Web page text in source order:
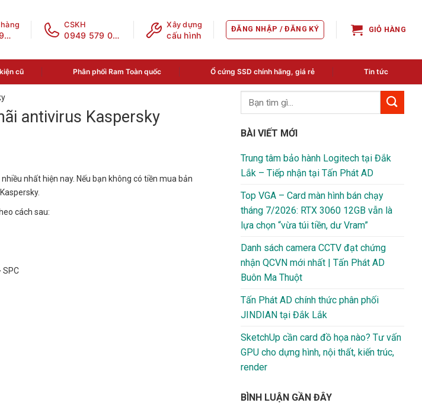
0888 195 969
CSKH
0949 579 078
Xây dựng
cấu hình
ĐĂNG NHẬP / ĐĂNG KÝ GIỎ HÀNG
cũ Phân phối Ram Toàn quốc Ổ cứng SSD chính hãng, giá rẻ Tin tức
antivirus Kaspersky
nhất hiện nay. Nếu bạn không có tiền mua bản
cách sau:
SPC
BÀI VIẾT MỚI
Trung tâm bảo hành Logitech tại Đắk
Lắk – Tiếp nhận tại Tấn Phát AD
Top VGA – Card màn hình bán chạy
tháng 7/2026: RTX 3060 12GB vẫn là
lựa chọn “vừa túi tiền, dư Vram”
Danh sách camera CCTV đạt chứng
nhận QCVN mới nhất | Tấn Phát AD
Buôn Ma Thuột
Tấn Phát AD chính thức phân phối
JINDIAN tại Đắk Lắk
SketchUp cần card đồ họa nào? Tư vấn
GPU cho dựng hình, nội thất, kiến trúc,
render
BÌNH LUẬN GẦN ĐÂY